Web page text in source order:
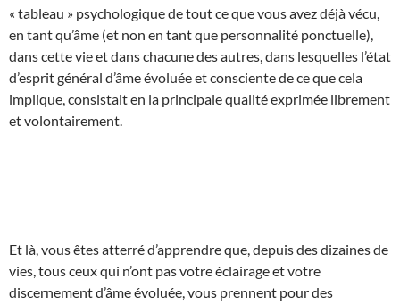
« tableau » psychologique de tout ce que vous avez déjà vécu,
en tant qu’âme (et non en tant que personnalité ponctuelle),
dans cette vie et dans chacune des autres, dans lesquelles l’état
d’esprit général d’âme évoluée et consciente de ce que cela
implique, consistait en la principale qualité exprimée librement
et volontairement.
Et là, vous êtes atterré d’apprendre que, depuis des dizaines de
vies, tous ceux qui n’ont pas votre éclairage et votre
discernement d’âme évoluée, vous prennent pour des